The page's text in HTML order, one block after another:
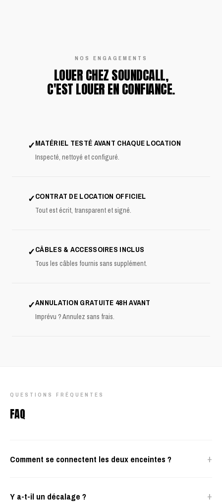
NOS ENGAGEMENTS
LOUER CHEZ SOUNDCALL,
C'EST LOUER EN CONFIANCE.
✓MATÉRIEL TESTÉ AVANT CHAQUE LOCATION
Inspecté, nettoyé et configuré.
✓CONTRAT DE LOCATION OFFICIEL
Tout est écrit, transparent et signé.
✓CÂBLES & ACCESSOIRES INCLUS
Tous les câbles fournis sans supplément.
✓ANNULATION GRATUITE 48H AVANT
Imprévu ? Annulez sans frais.
QUESTIONS FRÉQUENTES
FAQ
Comment se connectent les deux enceintes ? +
Y a-t-il un décalage ? +